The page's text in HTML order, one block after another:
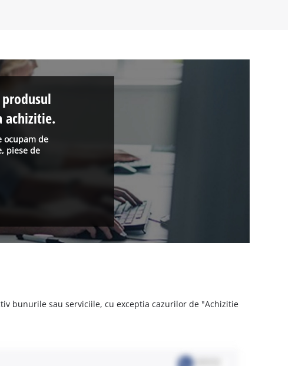
ocupam de
piese de
achizitie.
bunurile sau serviciile, cu exceptia cazurilor de "Achizitie